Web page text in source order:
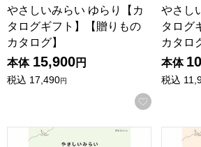
やさしいみらい ゆらり【カ
タログギフト】【贈りもの
カタログ】
本体 15,900円
税込 17,490円
お気に入
やさし
タログ
カタロ
本体
税込
やさしいみらい さらり【カタログギ
やさ